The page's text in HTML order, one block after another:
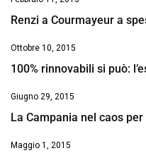
Renzi a Courmayeur a
Ottobre 10, 2015
100% rinnovabili si può:
Giugno 29, 2015
La Campania nel caos
Maggio 1, 2015